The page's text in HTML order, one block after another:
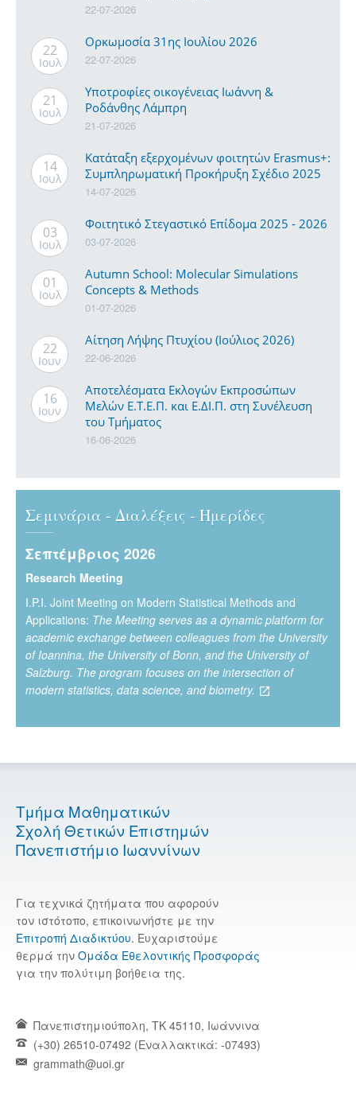
22-07-2026
22
Ιουλ
Ορκωμοσία 31ης Ιουλίου 2026
22-07-2026
21
Ιουλ
Υποτροφίες οικογένειας Ιωάννη &
Ροδάνθης Λάμπρη
21-07-2026
14
Ιουλ
Κατάταξη εξερχομένων φοιτητών Erasmus+:
Συμπληρωματική Προκήρυξη Σχέδιο 2025
14-07-2026
03
Ιουλ
Φοιτητικό Στεγαστικό Επίδομα 2025 - 2026
03-07-2026
01
Ιουλ
Autumn School: Molecular Simulations
Concepts & Methods
01-07-2026
22
Ιουν
Αίτηση Λήψης Πτυχίου (Ιούλιος 2026)
22-06-2026
16
Ιουν
Αποτελέσματα Εκλογών Εκπροσώπων
Μελών Ε.Τ.Ε.Π. και Ε.ΔΙ.Π. στη Συνέλευση
του Τμήματος
16-06-2026
Σεμινάρια - Διαλέξεις - Ημερίδες
Σεπτέμβριος 2026
Research Meeting
Ι.P.I. Joint Meeting on Modern Statistical Methods and
Applications: The Meeting serves as a dynamic platform for
academic exchange between colleagues from the University
of Ioannina, the University of Bonn, and the University of
Salzburg. The program focuses on the intersection of
modern statistics, data science, and biometry.
Τμήμα Μαθηματικών
Σχολή Θετικών Επιστημών
Πανεπιστήμιο Ιωαννίνων
Για τεχνικά ζητήματα που αφορούν
τον ιστότοπο, επικοινωνήστε με την
Επιτροπή Διαδικτύου. Ευχαριστούμε
θερμά την Ομάδα Εθελοντικής Προσφοράς
για την πολύτιμη βοήθεια της.
Πανεπιστημιούπολη, TK 45110, Ιωάννινα
(+30) 26510-07492 (Εναλλακτικά: -07493)
grammath@uoi.gr